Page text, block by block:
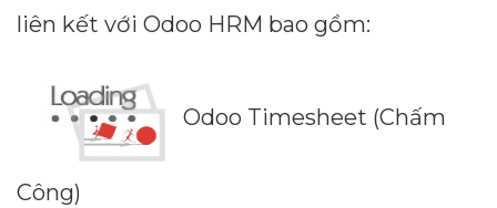
liên kết với Odoo HRM bao gồm:
Odoo Timesheet (Chấm
Công)